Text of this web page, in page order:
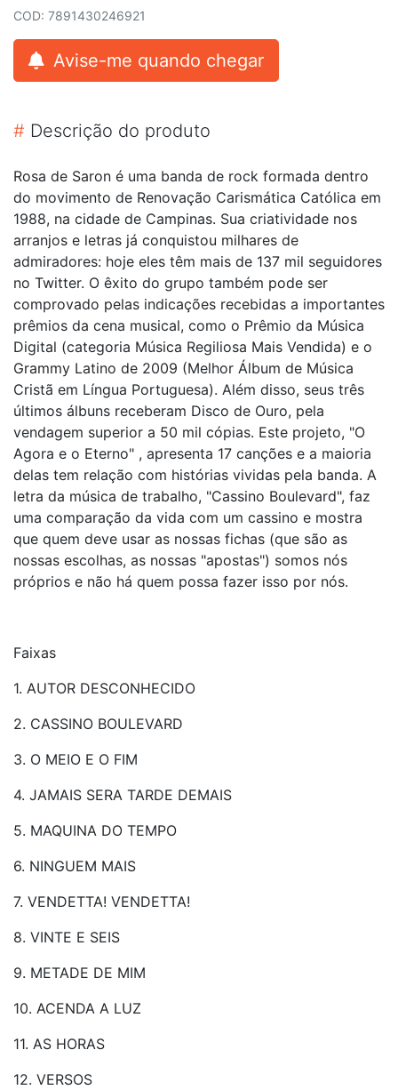
COD: 7891430246921
Avise-me quando chegar
# Descrição do produto
Rosa de Saron é uma banda de rock formada dentro
do movimento de Renovação Carismática Católica em
1988, na cidade de Campinas. Sua criatividade nos
arranjos e letras já conquistou milhares de
admiradores: hoje eles têm mais de 137 mil seguidores
no Twitter. O êxito do grupo também pode ser
comprovado pelas indicações recebidas a importantes
prêmios da cena musical, como o Prêmio da Música
Digital (categoria Música Regiliosa Mais Vendida) e o
Grammy Latino de 2009 (Melhor Álbum de Música
Cristã em Língua Portuguesa). Além disso, seus três
últimos álbuns receberam Disco de Ouro, pela
vendagem superior a 50 mil cópias. Este projeto, "O
Agora e o Eterno" , apresenta 17 canções e a maioria
delas tem relação com histórias vividas pela banda. A
letra da música de trabalho, "Cassino Boulevard", faz
uma comparação da vida com um cassino e mostra
que quem deve usar as nossas fichas (que são as
nossas escolhas, as nossas "apostas") somos nós
próprios e não há quem possa fazer isso por nós.
Faixas
1. AUTOR DESCONHECIDO
2. CASSINO BOULEVARD
3. O MEIO E O FIM
4. JAMAIS SERA TARDE DEMAIS
5. MAQUINA DO TEMPO
6. NINGUEM MAIS
7. VENDETTA! VENDETTA!
8. VINTE E SEIS
9. METADE DE MIM
10. ACENDA A LUZ
11. AS HORAS
12. VERSOS